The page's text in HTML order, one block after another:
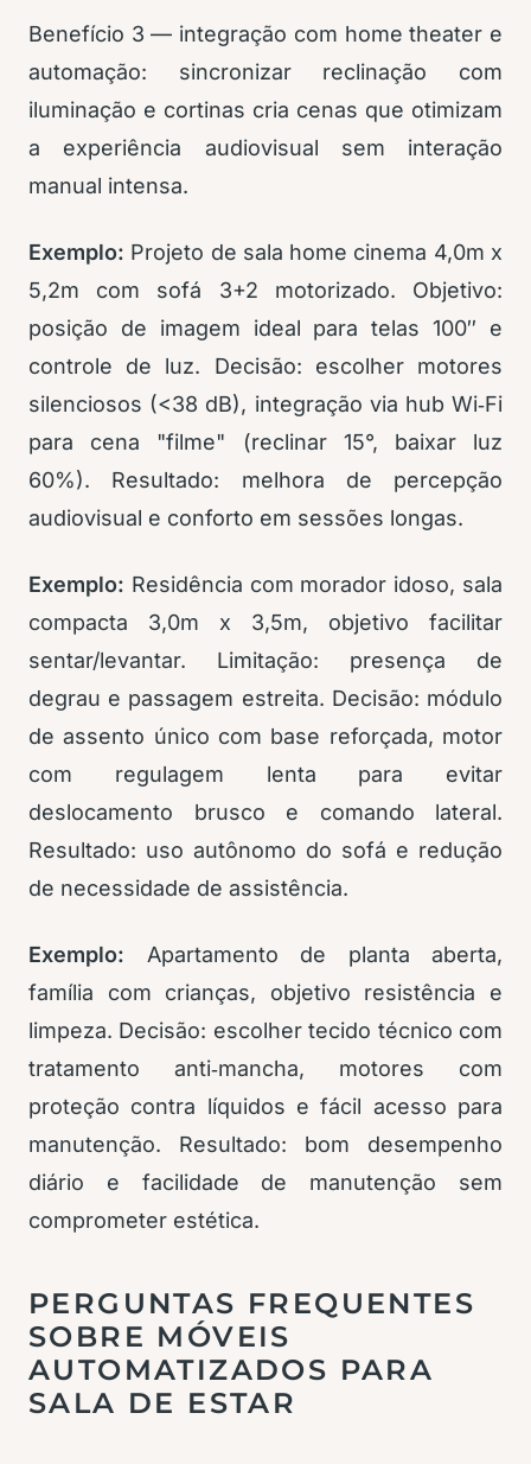
Benefício 3 — integração com home theater e
automação: sincronizar reclinação com
iluminação e cortinas cria cenas que otimizam
a experiência audiovisual sem interação
manual intensa.
Exemplo: Projeto de sala home cinema 4,0m x
5,2m com sofá 3+2 motorizado. Objetivo:
posição de imagem ideal para telas 100″ e
controle de luz. Decisão: escolher motores
silenciosos (<38 dB), integração via hub Wi‑Fi
para cena "filme" (reclinar 15°, baixar luz
60%). Resultado: melhora de percepção
audiovisual e conforto em sessões longas.
Exemplo: Residência com morador idoso, sala
compacta 3,0m x 3,5m, objetivo facilitar
sentar/levantar. Limitação: presença de
degrau e passagem estreita. Decisão: módulo
de assento único com base reforçada, motor
com regulagem lenta para evitar
deslocamento brusco e comando lateral.
Resultado: uso autônomo do sofá e redução
de necessidade de assistência.
Exemplo: Apartamento de planta aberta,
família com crianças, objetivo resistência e
limpeza. Decisão: escolher tecido técnico com
tratamento anti‑mancha, motores com
proteção contra líquidos e fácil acesso para
manutenção. Resultado: bom desempenho
diário e facilidade de manutenção sem
comprometer estética.
PERGUNTAS FREQUENTES
SOBRE MÓVEIS
AUTOMATIZADOS PARA
SALA DE ESTAR